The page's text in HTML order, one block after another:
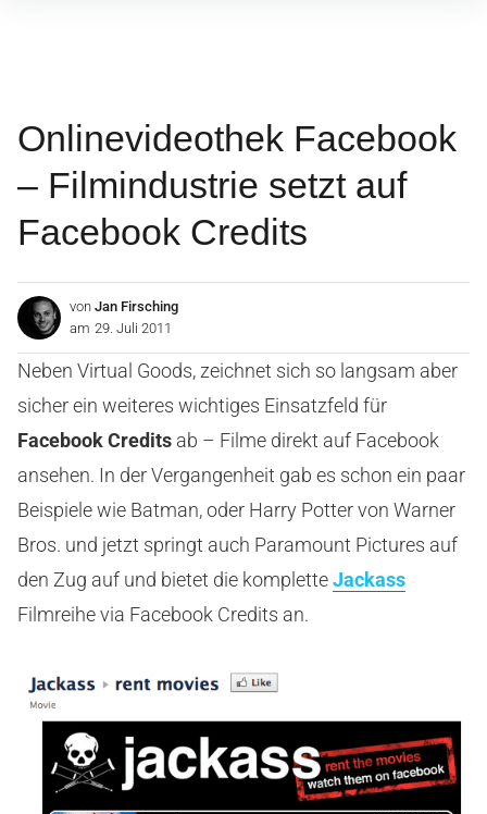
Onlinevideothek Facebook
– Filmindustrie setzt auf
Facebook Credits
von Jan Firsching
am 29. Juli 2011
Neben Virtual Goods, zeichnet sich so langsam aber
sicher ein weiteres wichtiges Einsatzfeld für
Facebook Credits ab – Filme direkt auf Facebook
ansehen. In der Vergangenheit gab es schon ein paar
Beispiele wie Batman, oder Harry Potter von Warner
Bros. und jetzt springt auch Paramount Pictures auf
den Zug auf und bietet die kompletteJackass
Filmreihe via Facebook Credits an.